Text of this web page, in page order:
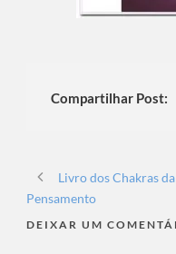
Compartilhar Post:
Livro dos Chakras
Pensamento
DEIXAR UM